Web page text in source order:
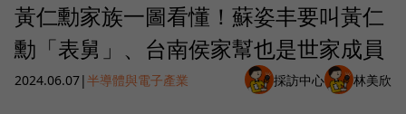
黃仁勳家族一圖看懂！蘇姿丰要叫黃仁
勳「表舅」、台南侯家幫也是世家成員
2024.06.07|半導體與電子產業 採訪中心 林美欣